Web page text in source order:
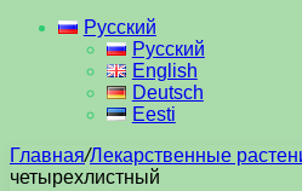
Русский
Русский
English
Deutsch
Eesti
Главная/Лекарственные
четырехлистный